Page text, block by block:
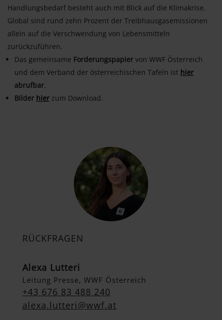
Handlungsbedarf besteht auch mit Blick auf die Klimakrise.
Global sind rund zehn Prozent der Treibhausgasemissionen
allein auf die Verschwendung von Lebensmitteln
zurückzuführen.
Das gemeinsame Forderungspapier von WWF Österreich
und dem Verband der österreichischen Tafeln ist hier
abrufbar.
Bilder hier zum Download.
RÜCKFRAGEN
Alexa Lutteri
Leitung Presse, WWF Österreich
+43 676 83 488 240
alexa.lutteri@wwf.at